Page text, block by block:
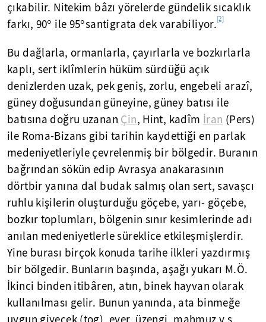
çıkabilir. Nitekim bâzı yörelerde gündelik sıcaklık
farkı, 90° ile 95°santigrata dek varabiliyor.[2]
Bu dağlarla, ormanlarla, çayırlarla ve bozkırlarla
kaplı, sert iklîmlerin hüküm sürdüğü açık
denizlerden uzak, pek geniş, zorlu, engebeli arazî,
güney doğusundan güneyine, güney batısı ile
batısına doğru uzanan Çin, Hint, kadîm İran (Pers)
ile Roma-Bizans gibi tarihin kaydettiği en parlak
medeniyetleriyle çevrelenmiş bir bölgedir. Buranın
bağrından sökün edip Avrasya anakarasının
dörtbir yanına dal budak salmış olan sert, savaşcı
ruhlu kişilerin oluşturduğu göçebe, yarı- göçebe,
bozkır toplumları, bölgenin sınır kesimlerinde adı
anılan medeniyetlerle süreklice etkileşmişlerdir.
Yine burası birçok konuda tarihe ilkleri yazdırmış
bir bölgedir. Bunların başında, aşağı yukarı M.Ö.
İkinci binden itibâren, atın, binek hayvan olarak
kullanılması gelir. Bunun yanında, ata binmeğe